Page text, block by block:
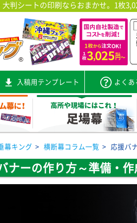
判シートの印刷ならおまかせ。1枚
入稿用テンプレート よく
幕キング > 横断幕コラム一覧 > 応援バ
ナーの作り方～準備・